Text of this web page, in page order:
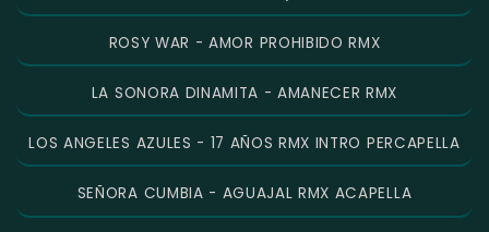
ROSY WAR - AMOR PROHIBIDO RMX
LA SONORA DINAMITA - AMANECER RMX
LOS ANGELES AZULES - 17 AÑOS RMX INTRO PERCAPELLA
SEÑORA CUMBIA - AGUAJAL RMX ACAPELLA